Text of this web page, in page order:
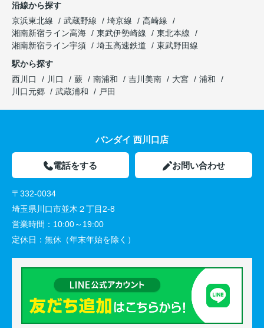
沿線から探す
京浜東北線
武蔵野線 埼京線
高崎線
湘南新宿ライン高海
東武伊勢崎線
東北本線
湘南新宿ライン宇須
埼玉高速鉄道
東武野田線
駅から探す
西川口
川口 蕨 南浦和 吉川美南 大宮
浦和
川口元郷
武蔵浦和 戸田
バンダイ 西川口店
電話をする お問い合わせ
〒332-0034
埼玉県川口市並木２丁目2-8
営業時間： 10:00～19:00
定休日： 無休（年末年始を除く）